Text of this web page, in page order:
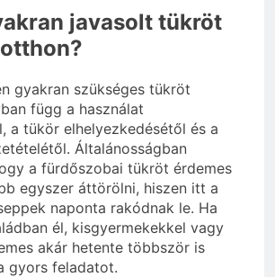
javasolt tükröt
gyakran szükséges tükröt
függ a használat
a tükör elhelyezkedésétől és a
Általánosságban
a fürdőszobai tükröt érdemes
egyszer áttörölni, hiszen itt a
naponta rakódnak le. Ha
él, kisgyermekekkel vagy
akár hetente többször is
gyors feladatot.